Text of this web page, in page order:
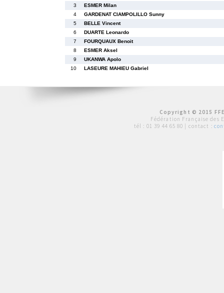
3
ESMER Milan
4
GARDENAT CIAMPOLILLO Sunny
5
BELLE Vincent
6
DUARTE Leonardo
7
FOURQUAUX Benoit
8
ESMER Aksel
9
UKANWA Apolo
10
LASEURE MAHIEU Gabriel
Copyright © 2015
Fédération Française des
tél : 01 39 44 65 80 | contact :